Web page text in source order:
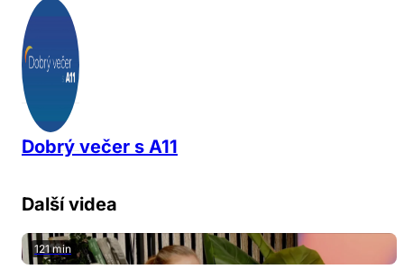
Dobrý večer s A11
Další videa
121 min